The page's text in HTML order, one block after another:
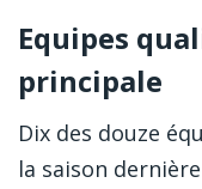
Equipes
principale
Dix des douze
la saison